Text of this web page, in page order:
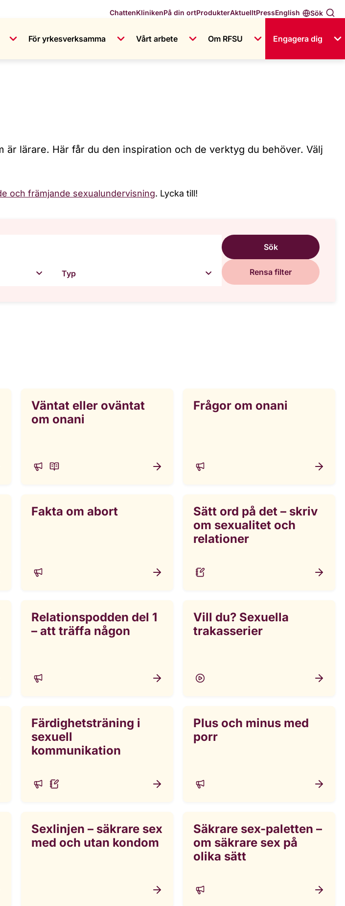
Sök
English
ChattenKlinikenPå din ortProdukterAktuelltPress
För yrkesverksamma Vårt arbete Om RFSU Engagera dig
lärare. Här får du den inspiration och de verktyg du behöver. Välj
och främjande sexualundervisning. Lycka till!
Typ
Sök
Rensa filter
Väntat eller oväntat
om onani
Frågor om onani
Fakta om abort
Sätt ord på det – skriv
om sexualitet och
relationer
Relationspodden del 1
– att träffa någon
Vill du? Sexuella
trakasserier
Färdighetsträning i
sexuell
kommunikation
Plus och minus med
porr
Sexlinjen – säkrare sex
med och utan kondom
Säkrare sex-paletten –
om säkrare sex på
olika sätt